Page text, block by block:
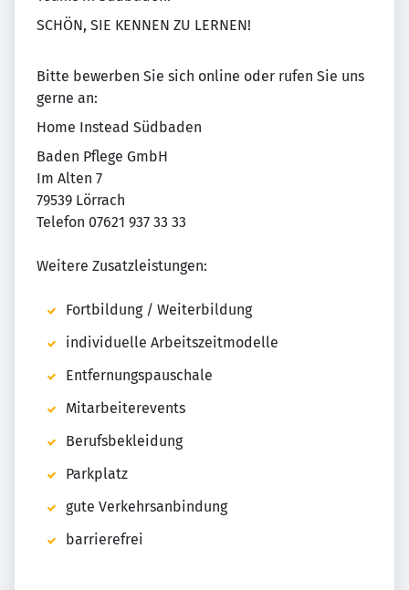
SCHÖN, SIE KENNEN ZU LERNEN!
Bitte bewerben Sie sich online oder rufen Sie uns
gerne an:
Home Instead Südbaden
Baden Pflege GmbH
Im Alten 7
79539 Lörrach
Telefon 07621 937 33 33
Weitere Zusatzleistungen:
Fortbildung / Weiterbildung
individuelle Arbeitszeitmodelle
Entfernungspauschale
Mitarbeiterevents
Berufsbekleidung
Parkplatz
gute Verkehrsanbindung
barrierefrei